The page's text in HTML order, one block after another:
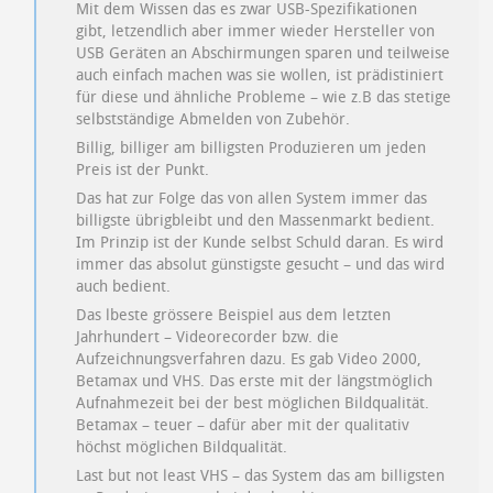
Mit dem Wissen das es zwar USB-Spezifikationen
gibt, letzendlich aber immer wieder Hersteller von
USB Geräten an Abschirmungen sparen und teilweise
auch einfach machen was sie wollen, ist prädistiniert
für diese und ähnliche Probleme – wie z.B das stetige
selbstständige Abmelden von Zubehör.
Billig, billiger am billigsten Produzieren um jeden
Preis ist der Punkt.
Das hat zur Folge das von allen System immer das
billigste übrigbleibt und den Massenmarkt bedient.
Im Prinzip ist der Kunde selbst Schuld daran. Es wird
immer das absolut günstigste gesucht – und das wird
auch bedient.
Das lbeste grössere Beispiel aus dem letzten
Jahrhundert – Videorecorder bzw. die
Aufzeichnungsverfahren dazu. Es gab Video 2000,
Betamax und VHS. Das erste mit der längstmöglich
Aufnahmezeit bei der best möglichen Bildqualität.
Betamax – teuer – dafür aber mit der qualitativ
höchst möglichen Bildqualität.
Last but not least VHS – das System das am billigsten